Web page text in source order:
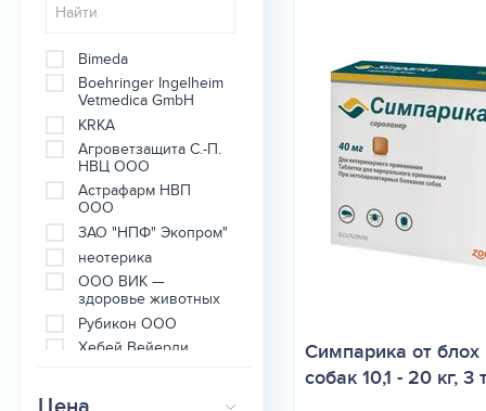
Bimeda
Boehringer Ingelheim
Vetmedica GmbH
KRKA
Агроветзащита С.-П.
НВЦ ООО
Астрафарм НВП
ООО
ЗАО "НПФ" Экопром"
неотерика
ООО ВИК —
здоровье животных
Рубикон ООО
Хебей Вейерли
Биотех Групп Ко
Bayer
Симпарика от
собак 10,1 - 20 кг, 3